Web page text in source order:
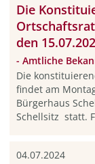
Die
den
- Amtliche
Die
findet am
Bürgerhaus
Schellsitz statt.
04.07.2024